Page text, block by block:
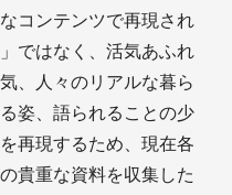
コンテンツで再現され
ではなく、活気あふれ
、人々のリアルな暮ら
姿、語られることの少
再現するため、現在各
貴重な資料を収集した